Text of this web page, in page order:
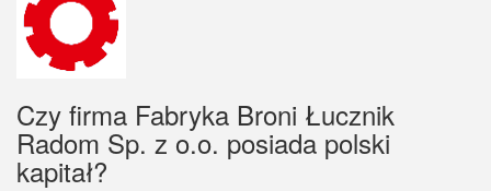
Czy firma Fabryka Broni Łucznik
Radom Sp. z o.o. posiada polski
kapitał?